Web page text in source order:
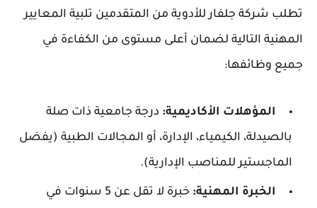
تطلب شركة جلفار للأدوية من المتقدمين تلبية المعايير
المهنية التالية لضمان أعلى مستوى من الكفاءة في
جميع وظائفها:
المؤهلات الأكاديمية: درجة جامعية ذات صلة
بالصيدلة، الكيمياء، الإدارة، أو المجالات الطبية (يفضل
الماجستير للمناصب الإدارية).
الخبرة المهنية:
خبرة لا تقل عن 5 سنوات في